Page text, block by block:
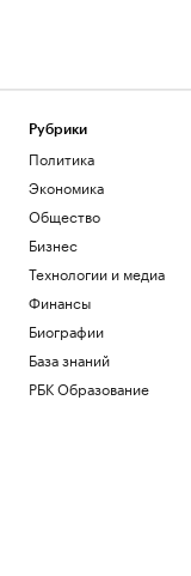
Рубрики
Политика
Экономика
Общество
Бизнес
Технологии и медиа
Финансы
Биографии
База знаний
РБК Образование